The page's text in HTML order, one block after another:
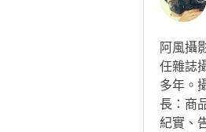
阿風攝
任雜誌
多年。
長：商
紀實、